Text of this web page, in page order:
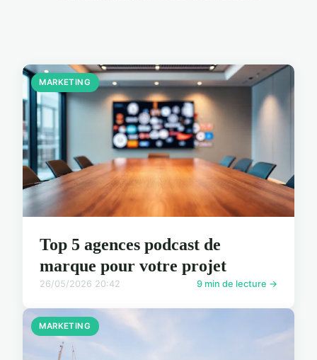
MARKETING
Top 5 agences podcast de
marque pour votre projet
26/05/2026 20:42 9 min de lecture →
MARKETING